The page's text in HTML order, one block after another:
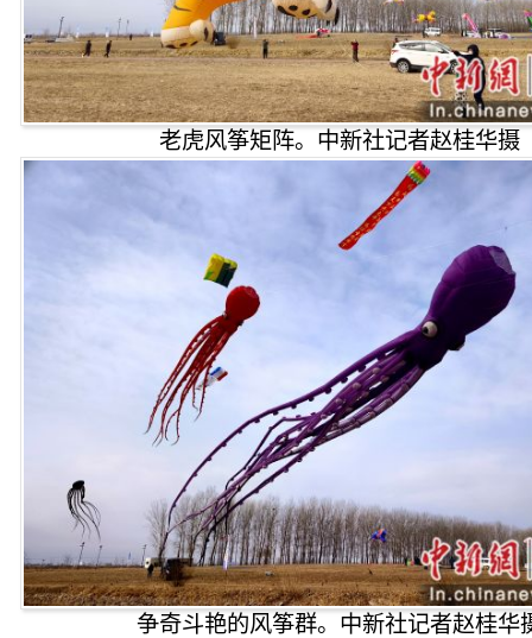
老虎风筝矩阵。中新社记者赵桂华摄
争奇斗艳的风筝群。中新社记者赵桂华